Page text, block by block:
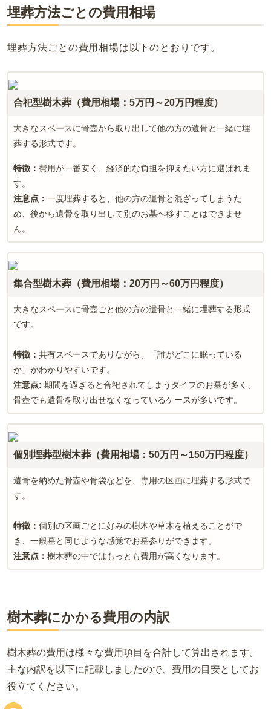
埋葬方法ごとの費用相場
埋葬方法ごとの費用相場は以下のとおりです。
合祀型樹木葬（費用相場：5万円～20万円程度）
大きなスペースに骨壺から取り出して他の方の遺骨と一緒に埋
葬する形式です。
特徴： 費用が一番安く、経済的な負担を抑えたい方に選ばれま
す。
注意点： 一度埋葬すると、他の方の遺骨と混ざってしまうた
め、後から遺骨を取り出して別のお墓へ移すことはできませ
ん。
集合型樹木葬（費用相場：20万円～60万円程度）
大きなスペースに骨壺ごと他の方の遺骨と一緒に埋葬する形式
です。
特徴： 共有スペースでありながら、「誰がどこに眠っている
か」がわかりやすいです。
注意点: 期間を過ぎると合祀されてしまうタイプのお墓が多く、
骨壺でも遺骨を取り出せなくなっているケースが多いです。
個別埋葬型樹木葬（費用相場：50万円～150万円程度）
遺骨を納めた骨壺や骨袋などを、専用の区画に埋葬する形式で
す。
特徴： 個別の区画ごとに好みの樹木や草木を植えることがで
き、一般墓と同じような感覚でお墓参りができます。
注意点： 樹木葬の中ではもっとも費用が高くなります。
樹木葬にかかる費用の内訳
樹木葬の費用は様々な費用項目を合計して算出されます。
主な内訳を以下に記載しましたので、費用の目安としてお
役立てください。